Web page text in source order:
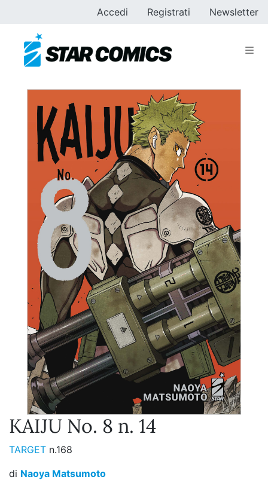
Accedi Registrati Newsletter
KAIJU No. 8 n. 14
TARGET n.168
di Naoya Matsumoto